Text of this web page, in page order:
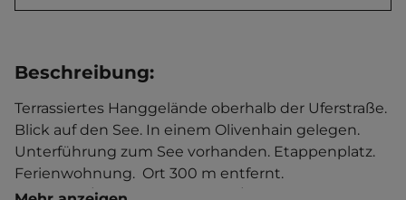
Beschreibung:
Terrassiertes Hanggelände oberhalb der Uferstraße.
Blick auf den See. In einem Olivenhain gelegen.
Unterführung zum See vorhanden. Etappenplatz.
Ferienwohnung.  Ort 300 m entfernt.
Touristen-/Dauerstellplätze 128/60.